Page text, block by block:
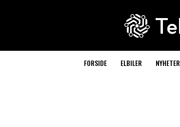
FORSIDE ELBILER NYHETER